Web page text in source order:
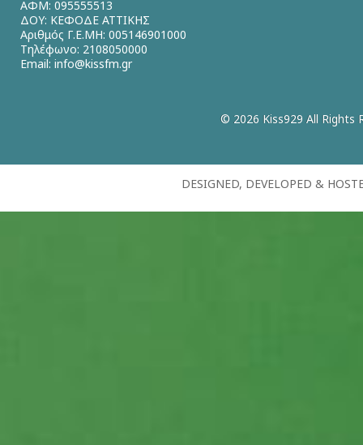
ΑΦΜ: 095555513
ΔΟΥ: ΚΕΦΟΔΕ ΑΤΤΙΚΗΣ
Αριθμός Γ.Ε.ΜΗ: 005146901000
Τηλέφωνο: 2108050000
Email: info@kissfm.gr
© 2026 Kiss929 All Rights
DESIGNED, DEVELOPED &